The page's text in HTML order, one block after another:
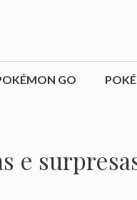
GO
e